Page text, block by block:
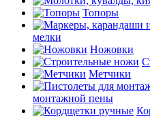
Топоры
мелки
Ножовки
Метчики
монтажной пены